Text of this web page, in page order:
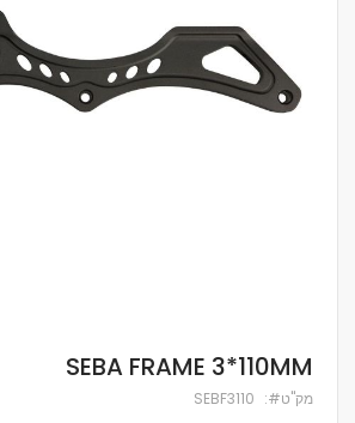
לדלג
להתחלה
של
SEBA FRAME 3*110MM
מק''ט SEBF3110